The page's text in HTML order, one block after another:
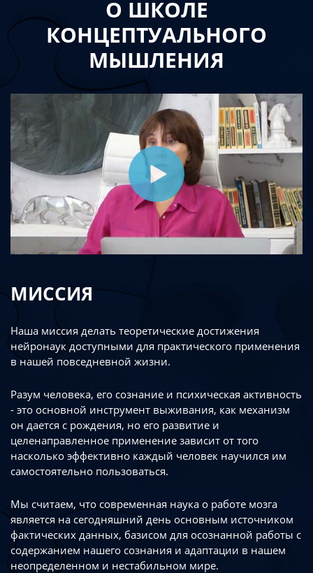
О ШКОЛЕ
КОНЦЕПТУАЛЬНОГО
МЫШЛЕНИЯ
МИССИЯ
Наша миссия делать теоретические достижения
нейронаук доступными для практического применения
в нашей повседневной жизни.
Разум человека, его сознание и психическая активность
- это основной инструмент выживания, как механизм
он дается с рождения, но его развитие и
целенаправленное применение зависит от того
насколько эффективно каждый человек научился им
самостоятельно пользоваться.
Мы считаем, что современная наука о работе мозга
является на сегодняшний день основным источником
фактических данных, базисом для осознанной работы с
содержанием нашего сознания и адаптации в нашем
неопределенном и нестабильном мире.